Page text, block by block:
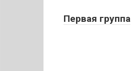
Первая группа